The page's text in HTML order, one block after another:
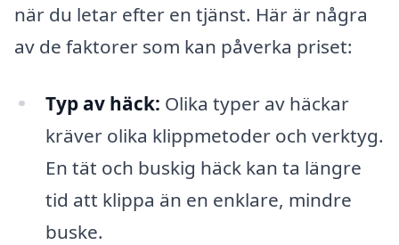
när du letar efter en tjänst. Här är några
av de faktorer som kan påverka priset:
Typ av häck: Olika typer av häckar
kräver olika klippmetoder och verktyg.
En tät och buskig häck kan ta längre
tid att klippa än en enklare, mindre
buske.